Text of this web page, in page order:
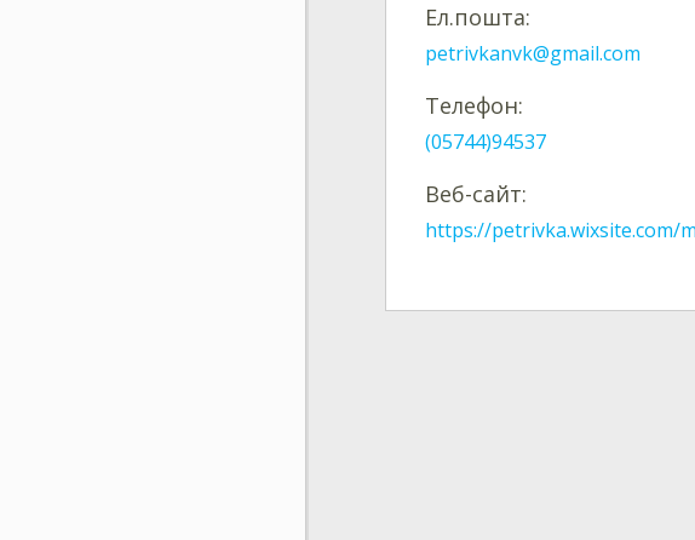
Ел.пошта:
petrivkanvk@gmail.com
Телефон:
(05744)94537
Веб-сайт:
https://petrivka.wixsite.com/